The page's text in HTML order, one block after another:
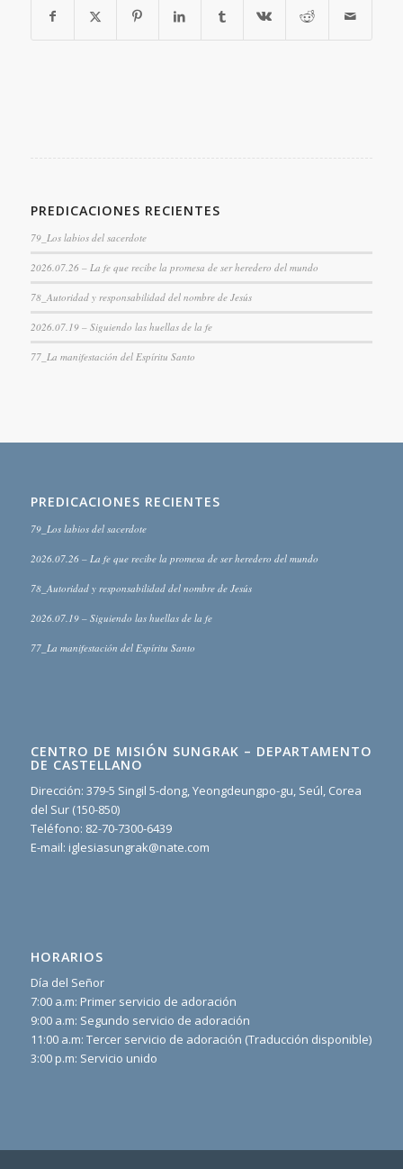
PREDICACIONES RECIENTES
79_Los labios del sacerdote
2026.07.26 – La fe que recibe la promesa de ser heredero del mundo
78_Autoridad y responsabilidad del nombre de Jesús
2026.07.19 – Siguiendo las huellas de la fe
77_La manifestación del Espíritu Santo
PREDICACIONES RECIENTES
79_Los labios del sacerdote
2026.07.26 – La fe que recibe la promesa de ser heredero del mundo
78_Autoridad y responsabilidad del nombre de Jesús
2026.07.19 – Siguiendo las huellas de la fe
77_La manifestación del Espíritu Santo
CENTRO DE MISIÓN SUNGRAK – DEPARTAMENTO
DE CASTELLANO
Dirección: 379-5 Singil 5-dong, Yeongdeungpo-gu, Seúl, Corea
del Sur (150-850)
Teléfono: 82-70-7300-6439
E-mail: iglesiasungrak@nate.com
HORARIOS
Día del Señor
7:00 a.m: Primer servicio de adoración
9:00 a.m: Segundo servicio de adoración
11:00 a.m: Tercer servicio de adoración (Traducción disponible)
3:00 p.m: Servicio unido